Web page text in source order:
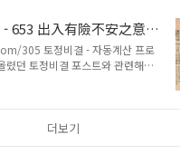
七月螢火 光照十里 – 칠월형화
661 有榮貴之意(유영귀지
설 [ 한해 운수 ] 九重丹桂 我先折
故國 萬物始生 – 춘회고국 만물시
귀인 가득공명 有財有權 食祿陳
爭 或有訟事 – 물위인쟁 혹유송
- 653 出入有險不安之意
305 토정비결 - 자동계산 프로
렸던 토정비결 포스트와 관련해서
을까 생각하다가 파이썬으로 자
괘상수 원본해설 [ 한해 운수 ] 成功
더보기